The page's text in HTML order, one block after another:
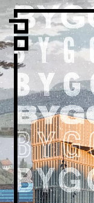
Vi er
Folk
Vår metode
Vår
Vår historie
Hva vi
Nyheter
Kontakt
Podkast